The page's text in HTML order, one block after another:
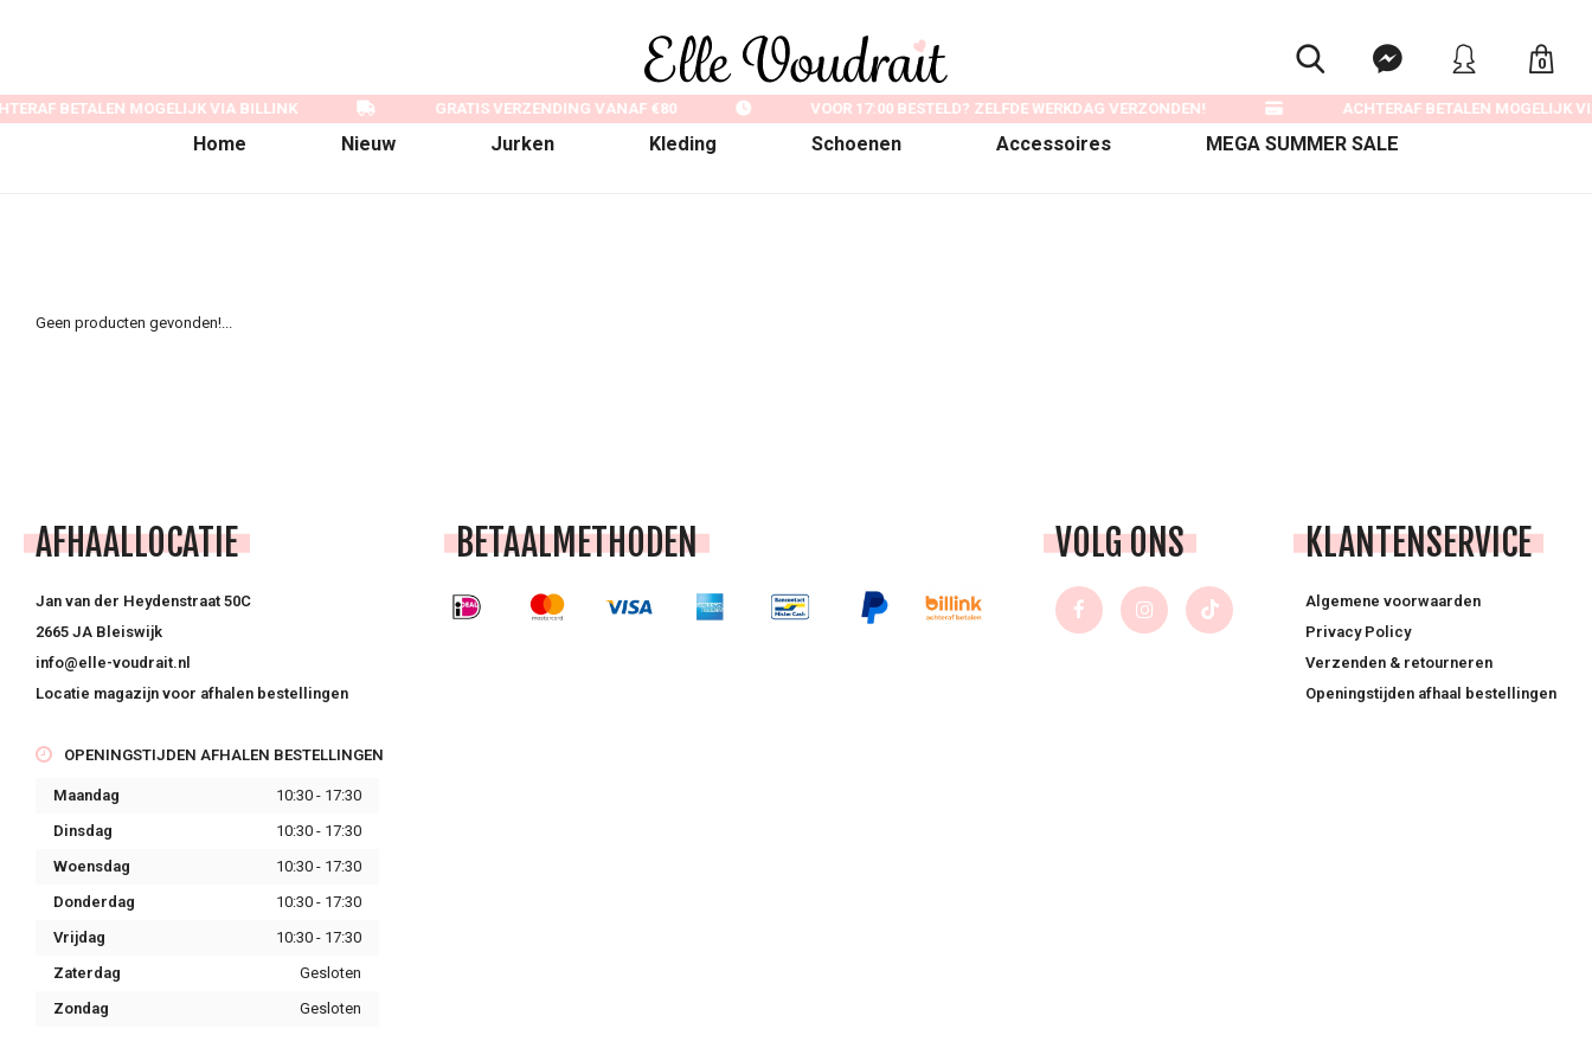
0
Home Nieuw Jurken Kleding Schoenen Accessoires MEGA SUMMER SALE
BETALEN MOGELIJK VIA BILLINK GRATIS VERZENDING VANAF €80 VOOR 17:00 BESTELD? ZELFDE WERKDAG VERZONDEN! ACHTERAF BETALEN MOGELIJK
Geen producten gevonden!...
AFHAALLOCATIE
Jan van der Heydenstraat 50C
2665 JA Bleiswijk
info@elle-voudrait.nl
Locatie magazijn voor afhalen bestellingen
OPENINGSTIJDEN AFHALEN BESTELLINGEN
Maandag
10:30 - 17:30
Dinsdag
10:30 - 17:30
Woensdag
10:30 - 17:30
Donderdag
10:30 - 17:30
Vrijdag
10:30 - 17:30
Zaterdag
Gesloten
Zondag
Gesloten
BETAALMETHODEN VOLG ONS KLANTENSERVICE
Algemene voorwaarden
Privacy Policy
Verzenden & retourneren
Openingstijden afhaal bestellingen